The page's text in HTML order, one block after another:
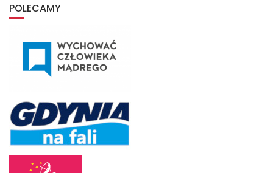
POLECAMY